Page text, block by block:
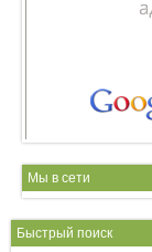
Мы в сети
Быстрый поиск